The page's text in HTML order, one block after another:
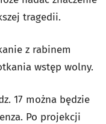
tragedii.
z rabinem
wstęp wolny.
17 można będzie
Po projekcji